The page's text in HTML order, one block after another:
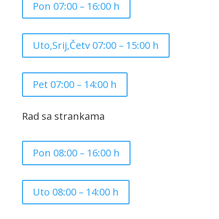
Pon 07:00 – 16:00 h
Uto,Srij,Četv 07:00 – 15:00 h
Pet 07:00 – 14:00 h
Rad sa strankama
Pon 08:00 – 16:00 h
Uto 08:00 – 14:00 h